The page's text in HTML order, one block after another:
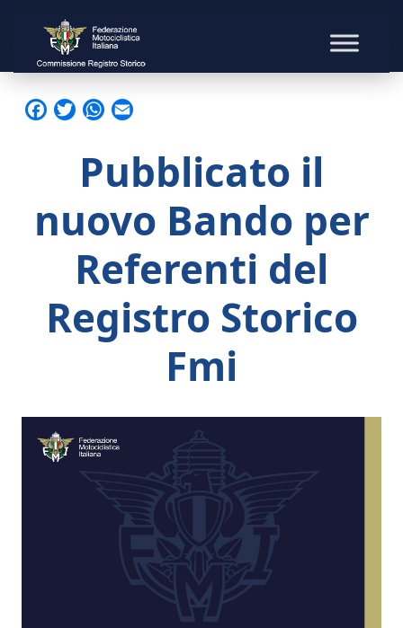
Facebook
TwitterWhatsApp
Email
Pubblicato il
nuovo Bando per
Referenti del
Registro Storico
Fmi